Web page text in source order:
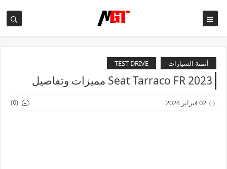
أثمنة السيارات TEST DRIVE
Seat Tarraco FR 2023 مميزات وتفاصيل
02 فبراير 2024 (0)